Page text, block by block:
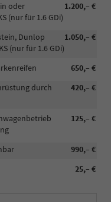
1.200,– €
oder
(nur für 1.6 GDi)
1.050,– €
Dunlop
(nur für 1.6 GDi)
650,– €
420,– €
durch
125,– €
990,– €
25,– €